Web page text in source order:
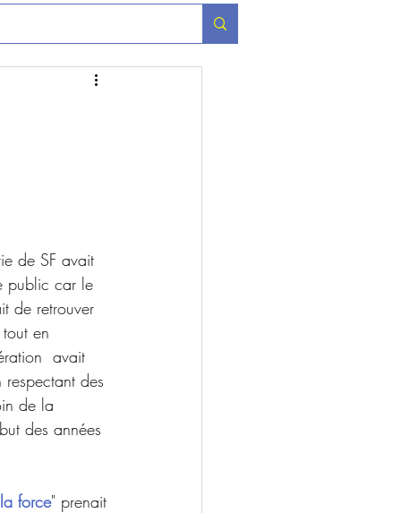
de SF avait
public car le
de retrouver
en
avait
des
de la
des années
force" prenait